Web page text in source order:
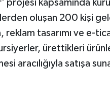
projesi kapsamında
oluşan 200 kişi
tasarımı ve e-
ürettikleri
aracılığıyla satışa